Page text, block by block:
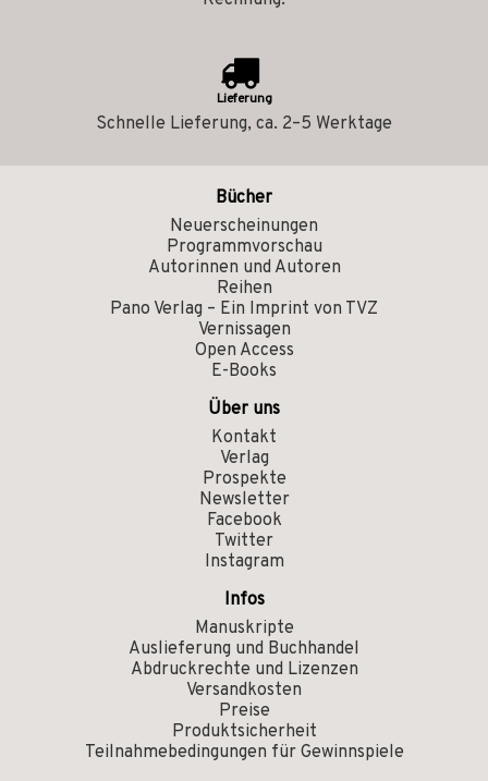
Lieferung
Schnelle Lieferung, ca. 2–5 Werktage
Bücher
Neuerscheinungen
Programmvorschau
Autorinnen und Autoren
Reihen
Pano Verlag – Ein Imprint von TVZ
Vernissagen
Open Access
E-Books
Über uns
Kontakt
Verlag
Prospekte
Newsletter
Facebook
Twitter
Instagram
Infos
Manuskripte
Auslieferung und Buchhandel
Abdruckrechte und Lizenzen
Versandkosten
Preise
Produktsicherheit
Teilnahmebedingungen für Gewinnspiele